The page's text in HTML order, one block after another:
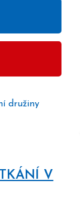
družiny
V